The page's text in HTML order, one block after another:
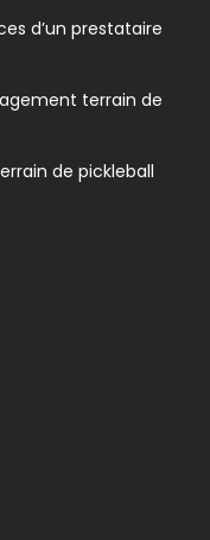
d’un prestataire
terrain de
de pickleball